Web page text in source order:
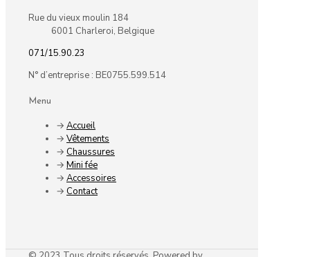
Rue du vieux moulin 184
6001 Charleroi, Belgique
071/15.90.23
N° d’entreprise : BE0755.599.514
Menu
→ Accueil
→ Vêtements
→ Chaussures
→ Mini fée
→ Accessoires
→ Contact